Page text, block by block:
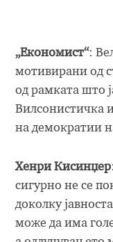
„Економист“:
мотивирани од
од рамката што
Вилсонистичка
на демократии
Хенри Кисинџер
сигурно не се
доколку
може да има